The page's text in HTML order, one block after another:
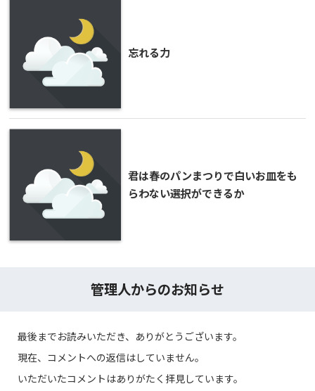
忘れる力
君は春のパンまつりで白いお皿をも
らわない選択ができるか
管理人からのお知らせ
最後までお読みいただき、ありがとうございます。
現在、コメントへの返信はしていません。
いただいたコメントはありがたく拝見しています。